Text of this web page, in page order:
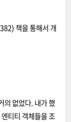
책을 통해서 개
의 없었다. 내가 했
티티 객체들을 조